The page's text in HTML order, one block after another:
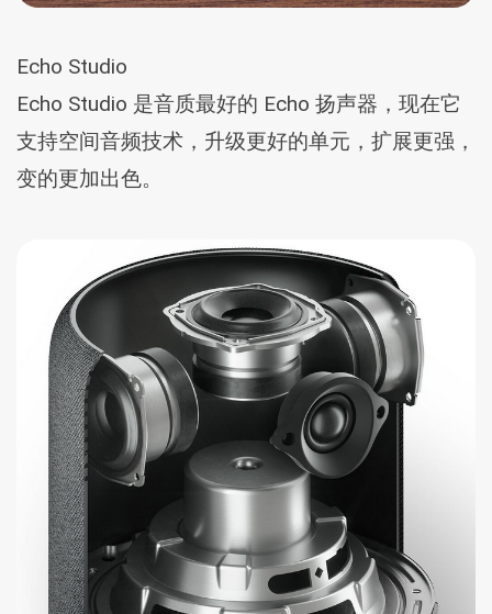
Echo Studio
Echo Studio 是音质最好的 Echo 扬声器，现在它
支持空间音频技术，升级更好的单元，扩展更强，
变的更加出色。